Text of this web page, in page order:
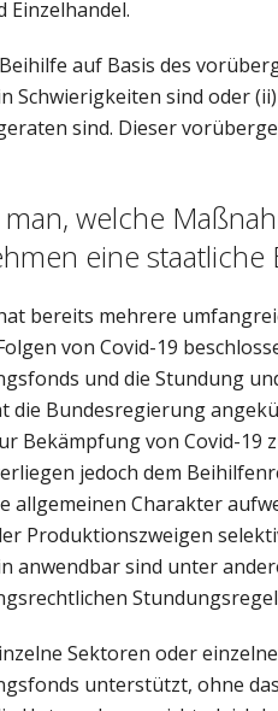
Einzelhandel.
auf Basis des
Schwierigkeiten sind oder
sind. Dieser
welche
eine staatliche
bereits mehrere
von Covid-19
und die Stundung
die Bundesregierung
Bekämpfung von Covid-19
jedoch dem
allgemeinen Charakter
Produktionszweigen
anwendbar sind unter
Sektoren oder
unterstützt, ohne